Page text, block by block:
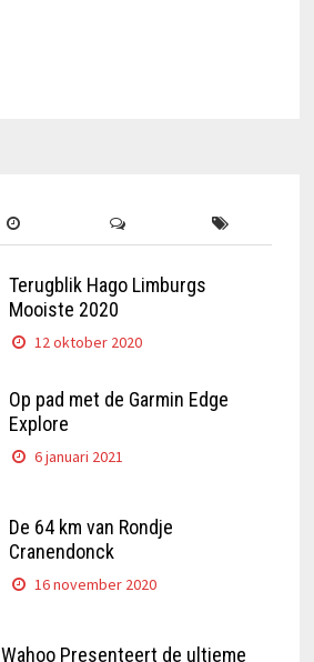
Terugblik Hago Limburgs
Mooiste 2020
12 oktober 2020
Op pad met de Garmin Edge
Explore
6 januari 2021
De 64 km van Rondje
Cranendonck
16 november 2020
Wahoo Presenteert de ultieme